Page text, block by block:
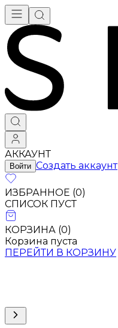
АККАУНТ
Войти Создать аккаунт
ИЗБРАННОЕ (0)
СПИСОК ПУСТ
КОРЗИНА (0)
Корзина пуста
ПЕРЕЙТИ В КОРЗИНУ